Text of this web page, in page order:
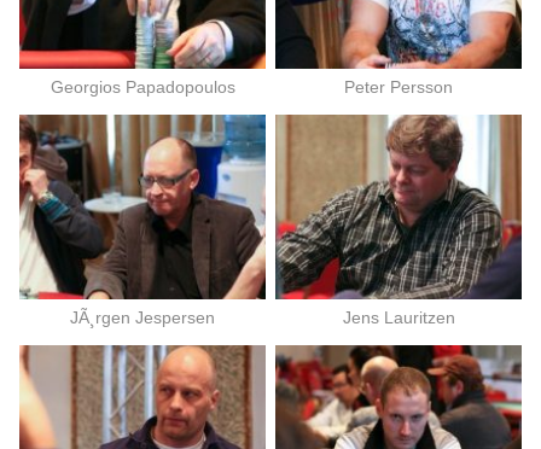
Georgios Papadopoulos Peter Persson
JÃ¸rgen Jespersen Jens Lauritzen